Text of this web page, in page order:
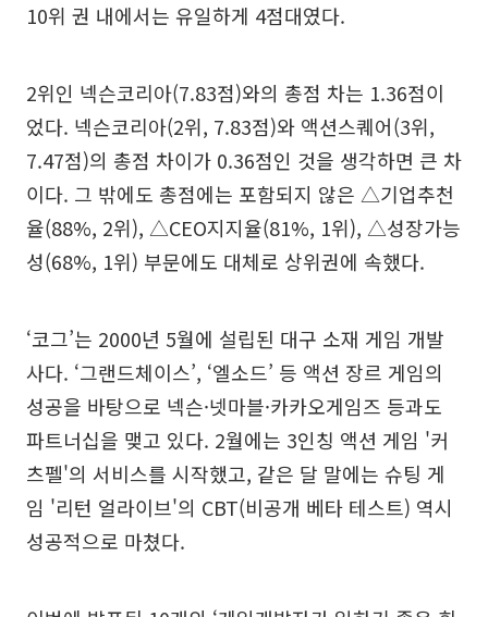
10위 권 내에서는 유일하게 4점대였다.
2위인 넥슨코리아(7.83점)와의 총점 차는 1.36점이
었다. 넥슨코리아(2위, 7.83점)와 액션스퀘어(3위,
7.47점)의 총점 차이가 0.36점인 것을 생각하면 큰 차
이다. 그 밖에도 총점에는 포함되지 않은 △기업추천
율(88%, 2위), △CEO지지율(81%, 1위), △성장가능
성(68%, 1위) 부문에도 대체로 상위권에 속했다.
‘코그’는 2000년 5월에 설립된 대구 소재 게임 개발
사다. ‘그랜드체이스’, ‘엘소드’ 등 액션 장르 게임의
성공을 바탕으로 넥슨·넷마블·카카오게임즈 등과도
파트너십을 맺고 있다. 2월에는 3인칭 액션 게임 '커
츠펠'의 서비스를 시작했고, 같은 달 말에는 슈팅 게
임 '리턴 얼라이브'의 CBT(비공개 베타 테스트) 역시
성공적으로 마쳤다.